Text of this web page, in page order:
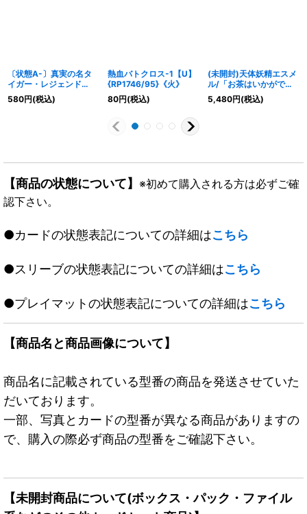
〔状態A-〕真実の名タ
イガー・レジェンド
【VR】{DMR082/55}
《光》
580円(税込)
熱血バトクロス-1【U】
{RP1746/95}《火》
80円(税込)
(未開封)天体妖精エスメ
ル/「お茶はいかがです
か？」【VR】
{ART031/5}《多》
5,480円(税込)
【商品の状態について】 ※初めて購入される方は必ずご確
認下さい。
●カードの状態表記についての詳細はこちら
●スリーブの状態表記についての詳細はこちら
●プレイマットの状態表記についての詳細はこちら
【商品名と商品画像について】
商品名に記載されている型番の商品を発送させていた
だいております。
一部、写真とカードの型番が異なる商品がありますの
で、購入の際必ず商品の型番をご確認下さい。
【未開封商品について(ボックス・パック・ファイル